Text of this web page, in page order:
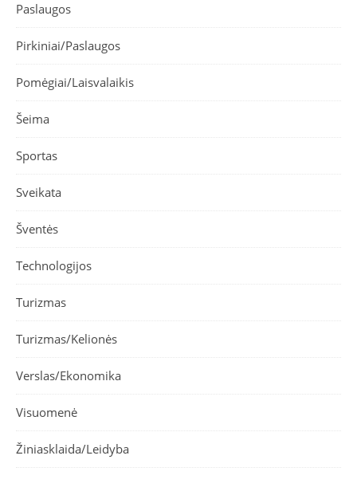
Paslaugos
Pirkiniai/Paslaugos
Pomėgiai/Laisvalaikis
Šeima
Sportas
Sveikata
Šventės
Technologijos
Turizmas
Turizmas/Kelionės
Verslas/Ekonomika
Visuomenė
Žiniasklaida/Leidyba